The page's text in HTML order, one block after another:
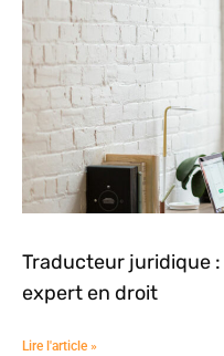
Traducteur juridique
expert en droit
Lire l'article »